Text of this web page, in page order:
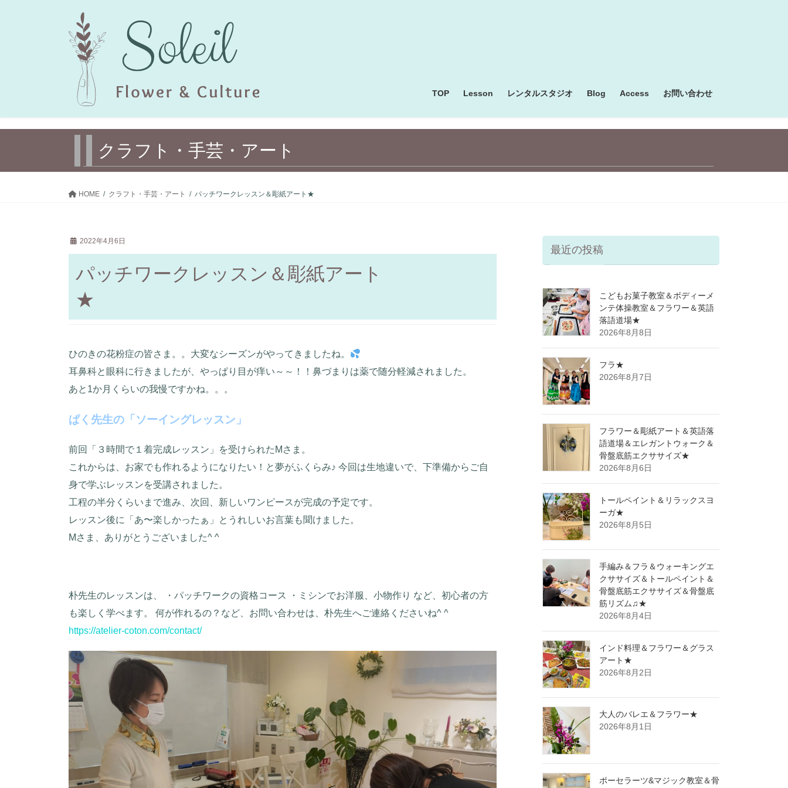
ッ
移
TOP Lesson レンタルスタジオ Blog Access お問い合わせ
クラフト・ 手芸・アート
HOME クラフト・ 手芸・アート パッチワークレッスン＆彫紙アート★
2022年4月6日
パッチワークレッスン＆彫紙アート
★
ひのきの花粉症の皆さま。。大変なシーズンがやってきましたね。
耳鼻科と眼科に行きましたが、やっぱり目が痒い～～！！鼻づまりは薬で随分軽減されました。
あと1か月くらいの我慢ですかね。。。
ぱく先生の「ソーイングレッスン」
前回「３時間で１着完成レッスン」を受けられたMさま。
これからは、お家でも作れるようになりたい！と夢がふくらみ♪ 今回は生地違いで、下準備からご自
身で学ぶレッスンを受講されました。
工程の半分くらいまで進み、次回、新しいワンピースが完成の予定です。
レッスン後に「あ〜楽しかったぁ」とうれしいお言葉も聞けました。
Mさま、ありがとうございました^ ^
朴先生のレッスンは、 ・パッチワークの資格コース ・ミシンでお洋服、小物作り など、初心者の方
も楽しく学べます。 何が作れるの？など、お問い合わせは、朴先生へご連絡くださいね^ ^
https://atelier-coton.com/contact/
最近の投稿
こどもお菓子教室＆ボディーメ
ンテ体操教室＆フラワー＆英語
落語道場★
2026年8月8日
フラ★
2026年8月7日
フラワー＆彫紙アート＆英語落
語道場＆エレガントウォーク＆
骨盤底筋エクササイズ★
2026年8月6日
トールペイント＆リラックスヨ
ーガ★
2026年8月5日
手編み＆フラ＆ウォーキングエ
クササイズ＆トールペイント＆
骨盤底筋エクササイズ＆骨盤底
筋リズム♫★
2026年8月4日
インド料理＆フラワー＆グラス
アート★
2026年8月2日
大人のバレエ＆フラワー★
2026年8月1日
ポーセラーツ&マジック教室＆骨